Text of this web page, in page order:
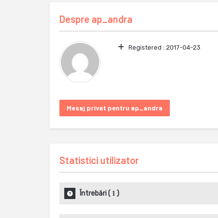
Despre ap_andra
Registered : 2017-04-23
Mesaj privat pentru ap_andra
Statistici utilizator
Întrebări( 1 )